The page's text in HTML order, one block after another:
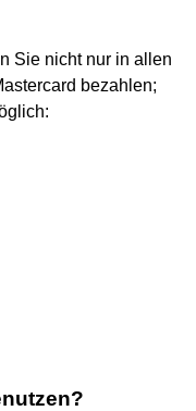
Sie nicht nur in allen
bezahlen;